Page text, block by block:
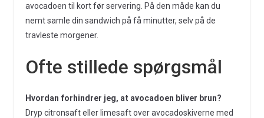
avocadoen til kort før servering. På den måde kan du
nemt samle din sandwich på få minutter, selv på de
travleste morgener.
Ofte stillede spørgsmål
Hvordan forhindrer jeg, at avocadoen bliver brun?
Dryp citronsaft eller limesaft over avocadoskiverne med